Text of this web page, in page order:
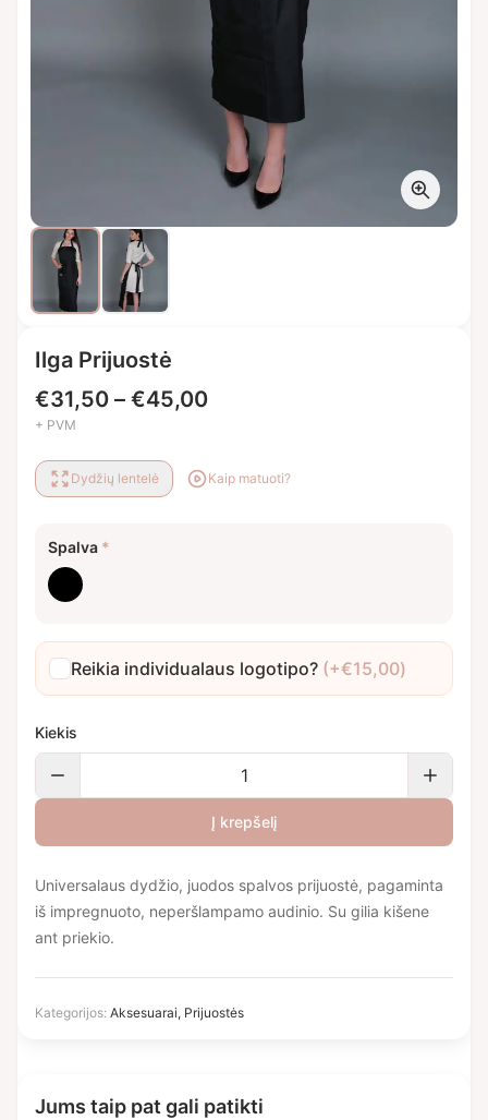
Ilga Prijuostė
€31,50 – €45,00Price
through
+ PVM
Dydžių lentelė Kaip matuoti?
Spalva *
Juoda
Reikia individualaus logotipo? (+€15,00)
Kiekis
Į krepšelį
Universalaus dydžio, juodos spalvos prijuostė, pagaminta
iš impregnuoto, neperšlampamo audinio. Su gilia kišene
ant priekio.
Kategorijos: Aksesuarai, Prijuostės
Jums taip pat gali patikti